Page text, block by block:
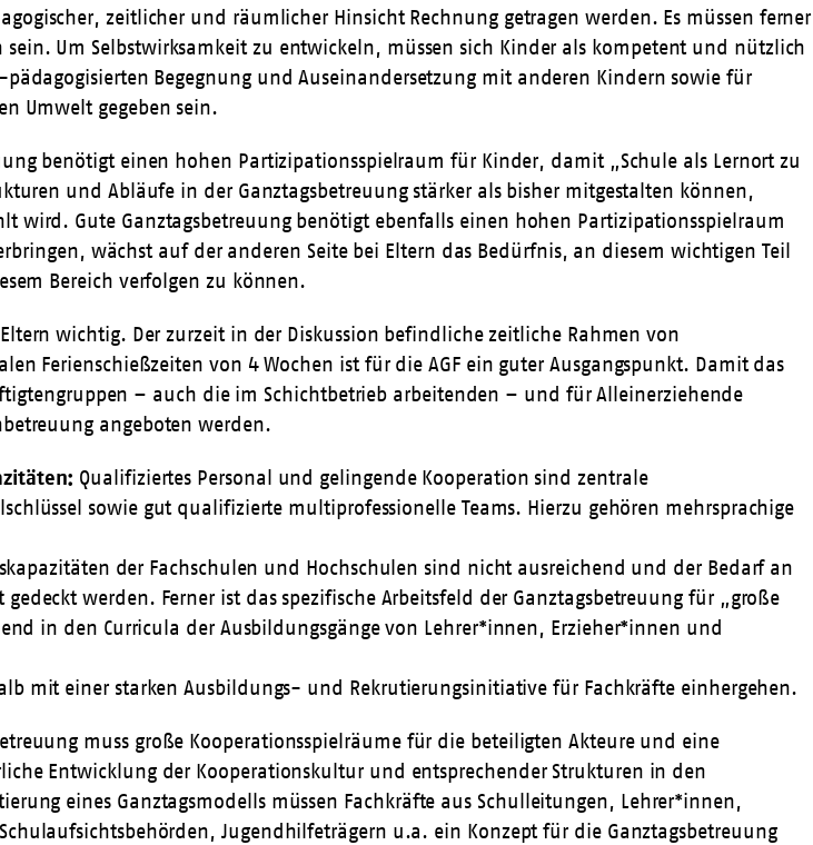
zeitlicher und räumlicher Hinsicht Rechnung getragen werden. Es müssen ferner
Um Selbstwirksamkeit zu entwickeln, müssen sich Kinder als kompetent und nützlich
Begegnung und Auseinandersetzung mit anderen Kindern sowie für
Umwelt gegeben sein.
benötigt einen hohen Partizipationsspielraum für Kinder, damit „Schule als Lernort zu
und Abläufe in der Ganztagsbetreuung stärker als bisher mitgestalten können,
wird. Gute Ganztagsbetreuung benötigt ebenfalls einen hohen Partizipationsspielraum
wächst auf der anderen Seite bei Eltern das Bedürfnis, an diesem wichtigen Teil
Bereich verfolgen zu können.
wichtig. Der zurzeit in der Diskussion befindliche zeitliche Rahmen von
Ferienschießzeiten von 4 Wochen ist für die AGF ein guter Ausgangspunkt. Damit das
– auch die im Schichtbetrieb arbeitenden – und für Alleinerziehende
angeboten werden.
Qualifiziertes Personal und gelingende Kooperation sind zentrale
sowie gut qualifizierte multiprofessionelle Teams. Hierzu gehören mehrsprachige
der Fachschulen und Hochschulen sind nicht ausreichend und der Bedarf an
werden. Ferner ist das spezifische Arbeitsfeld der Ganztagsbetreuung für „große
in den Curricula der Ausbildungsgänge von Lehrer*innen, Erzieher*innen und
mit einer starken Ausbildungs- und Rekrutierungsinitiative für Fachkräfte einhergehen.
muss große Kooperationsspielräume für die beteiligten Akteure und eine
Entwicklung der Kooperationskultur und entsprechender Strukturen in den
eines Ganztagsmodells müssen Fachkräfte aus Schulleitungen, Lehrer*innen,
Jugendhilfeträgern u.a. ein Konzept für die Ganztagsbetreuung